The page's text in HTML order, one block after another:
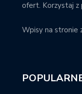
ofert. Korzystaj z
Wpisy na stronie